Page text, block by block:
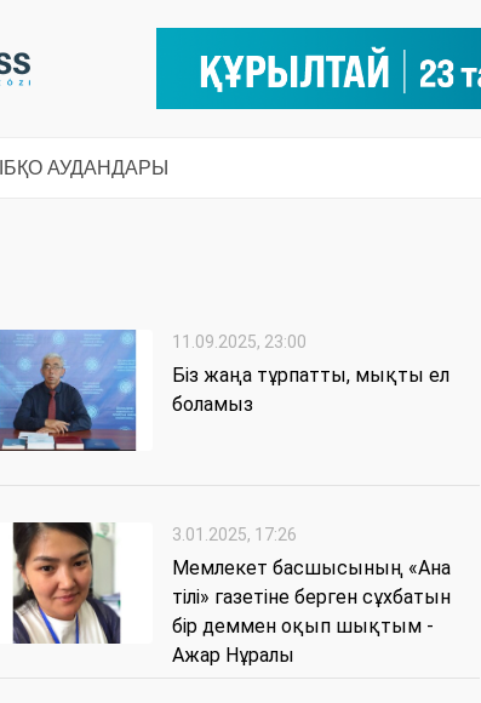
БҚО АУДАНДАРЫ
11.09.2025, 23:00
Біз жаңа тұрпатты, мықты ел
боламыз
3.01.2025, 17:26
Мемлекет басшысының «Ана
тілі» газетіне берген сұхбатын
бір деммен оқып шықтым -
Ажар Нұралы